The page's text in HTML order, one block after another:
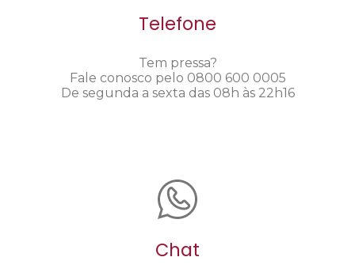
Telefone
Tem pressa?
Fale conosco pelo 0800 600 0005
De segunda a sexta das 08h às 22h16
Chat